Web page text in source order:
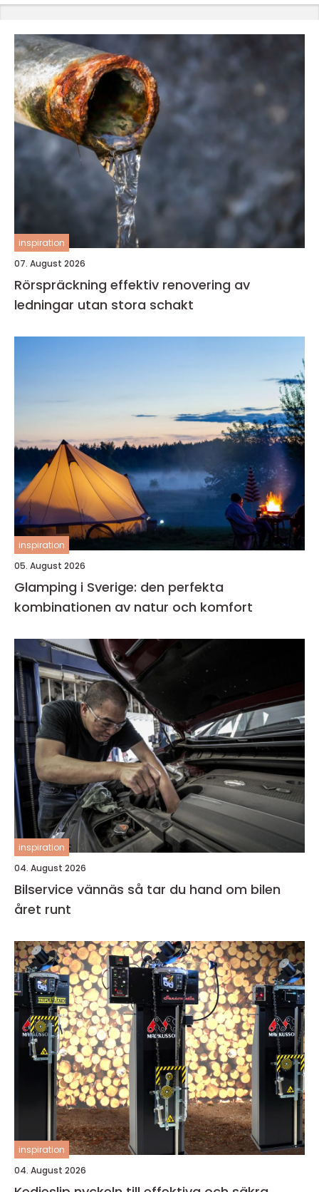
inspiration
07. August 2026
Rörspräckning effektiv renovering av
ledningar utan stora schakt
inspiration
05. August 2026
Glamping i Sverige: den perfekta
kombinationen av natur och komfort
inspiration
04. August 2026
Bilservice vännäs så tar du hand om bilen
året runt
inspiration
04. August 2026